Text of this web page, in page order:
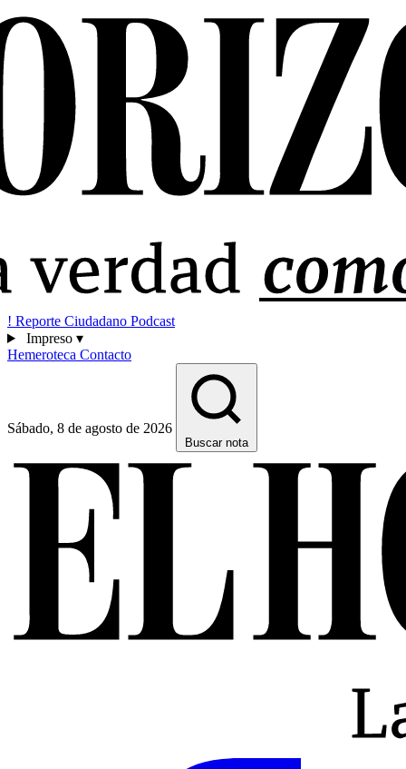
! Reporte Ciudadano Podcast
Impreso ▾
Hemeroteca Contacto
Sábado, 8 de agosto de 2026
Buscar nota